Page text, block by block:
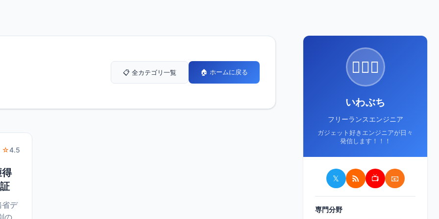
📋 全カテゴリ一覧 🏠 ホームに戻る
☆4.5
デ
の
🙋🏻‍♂️
いわぶち
フリーランスエンジニア
ガジェット好きエンジニアが日々
発信します！！！
𝕏 📺 📧
専門分野